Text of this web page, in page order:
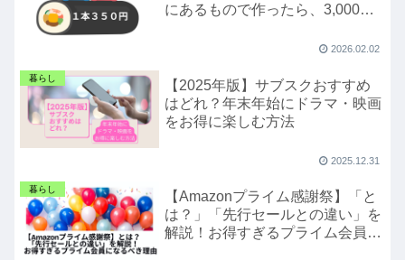
にあるもので作ったら、3,000円
2026.02.02
暮らし
【2025年版】サブスクおすすめ
はどれ？年末年始にドラマ・映画
をお得に楽しむ方法
2025.12.31
暮らし
【Amazonプライム感謝祭】「と
は？」「先行セールとの違い」を
解説！お得すぎるプライム会員に